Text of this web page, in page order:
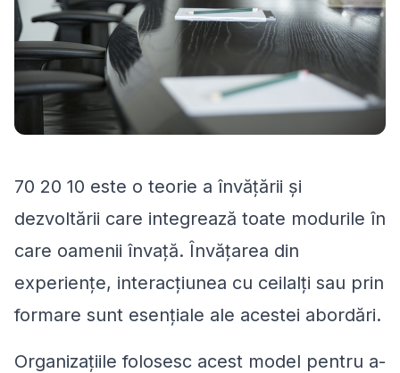
70 20 10 este o teorie a învățării și
dezvoltării care integrează toate modurile în
care oamenii învață. Învățarea din
experiențe, interacțiunea cu ceilalți sau prin
formare sunt esențiale ale acestei abordări.
Organizațiile folosesc acest model pentru a-